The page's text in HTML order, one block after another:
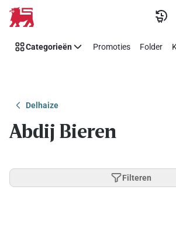
Overslaan
Categorieën Promoties Folder
Delhaize
Abdij Bieren
Filteren